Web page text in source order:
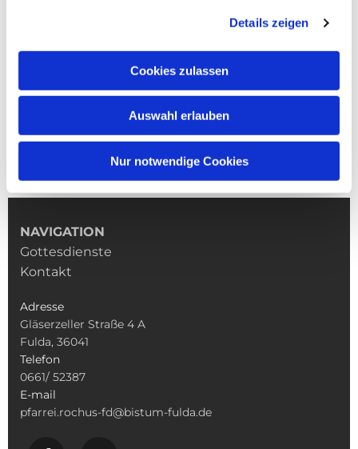
Details zeigen
Cookies zulassen
Auswahl erlauben
Nur notwendige Cookies
NAVIGATION
Gottesdienste
Kontakt
Adresse
Gläserzeller Straße 4 A
Fulda, 36041
Telefon
0661/ 52387
E-mail
pfarrei.rochus-fd@bistum-fulda.de